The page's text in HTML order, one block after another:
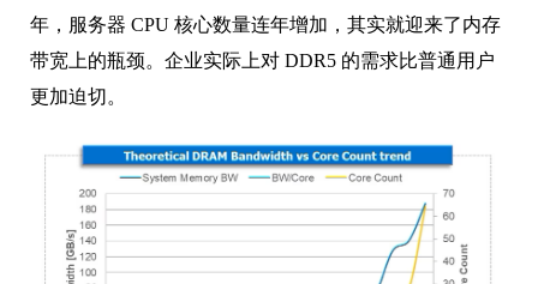
年，服务器 CPU 核心数量连年增加，其实就迎来了内存
带宽上的瓶颈。企业实际上对 DDR5 的需求比普通用户
更加迫切。